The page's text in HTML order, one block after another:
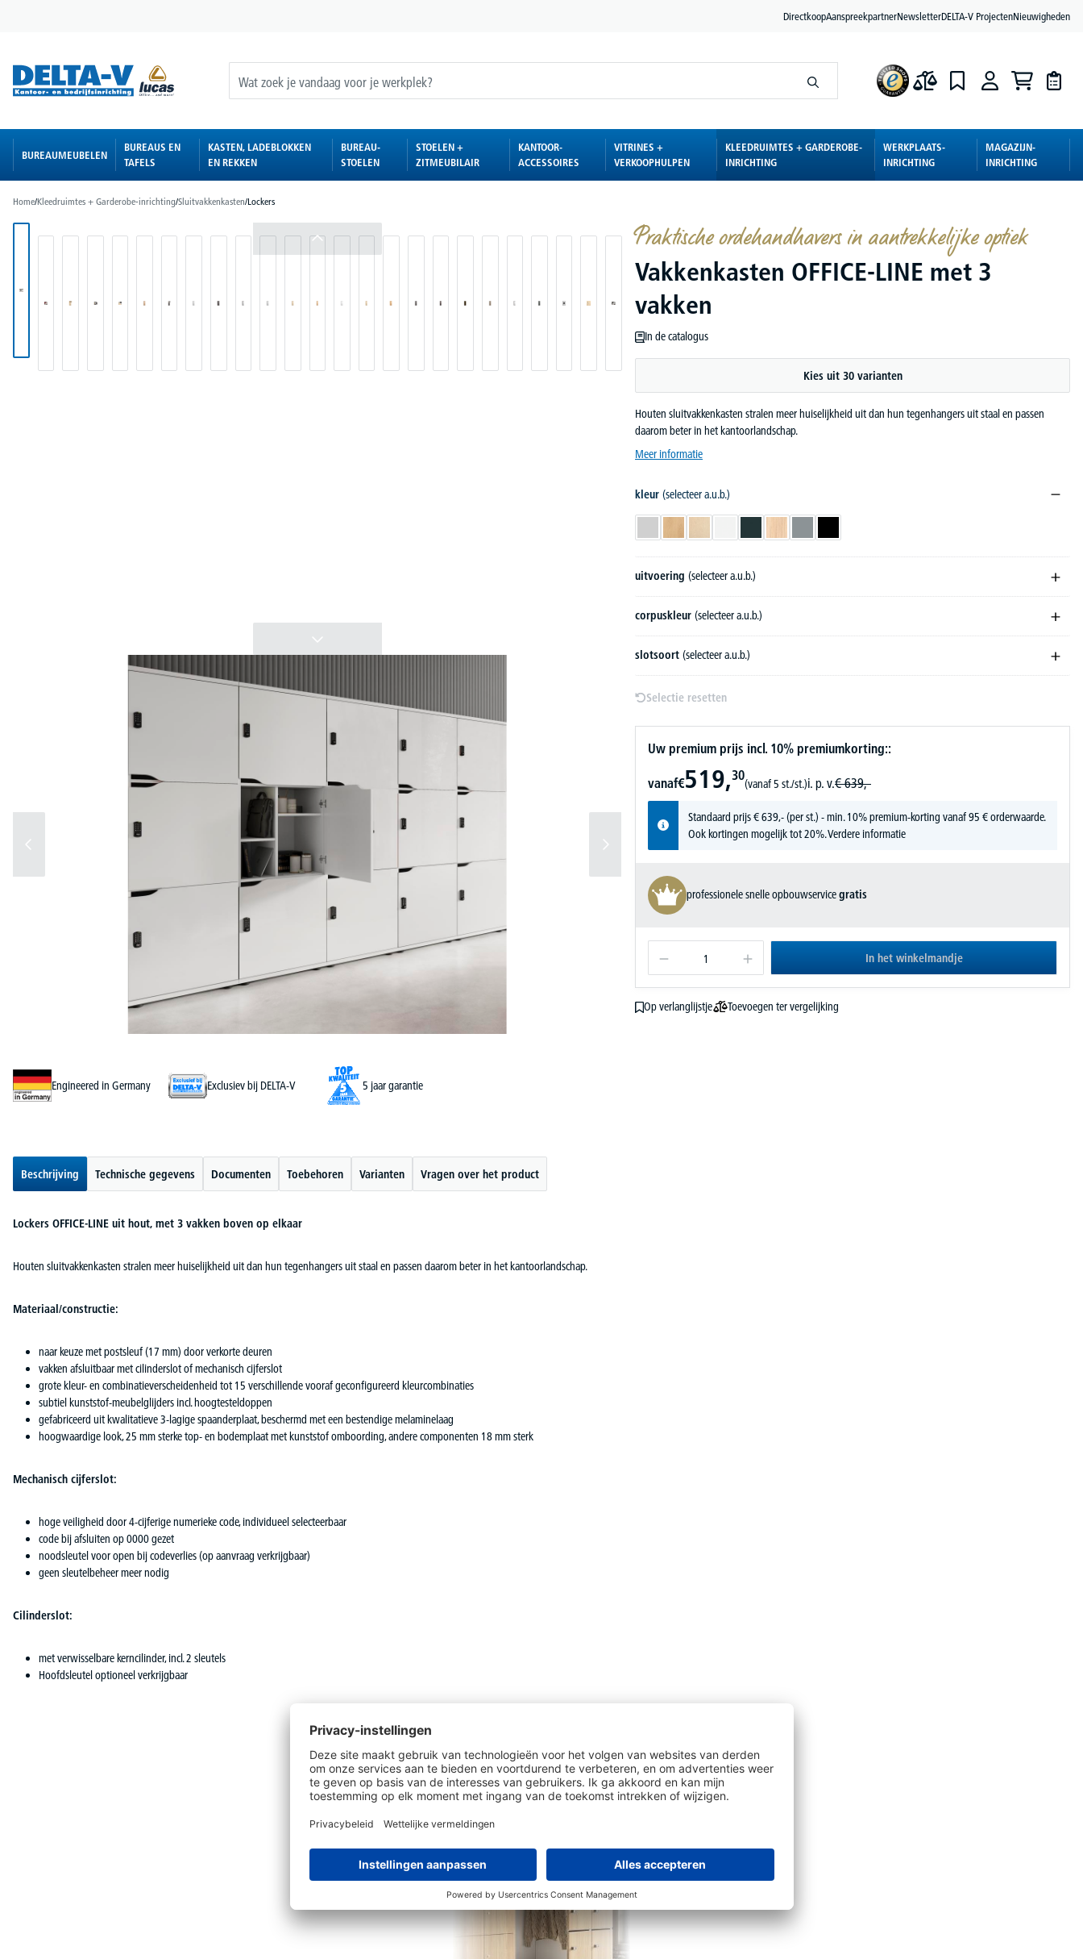
DirectkoopAanspreekpartnerNewsletterDELTA-V ProjectenNieuwigheden
BUREAUMEUBELEN
BUREAUS EN
TAFELS
KASTEN, LADEBLOKKEN
EN REKKEN
BUREAU-
STOELEN
STOELEN +
ZITMEUBILAIR
KANTOOR-
ACCESSOIRES
VITRINES +
VERKOOPHULPEN
KLEEDRUIMTES + GARDEROBE-
INRICHTING
WERKPLAATS-
INRICHTING
MAGAZIJN-
INRICHTING
Home/Kleedruimtes + Garderobe-inrichting/Sluitvakkenkasten/Lockers
Praktische ordehandhavers in aantrekkelijke optiek
Vakkenkasten OFFICE-LINE met 3
vakken
In de catalogus
Kies uit 30 varianten
Houten sluitvakkenkasten stralen meer huiselijkheid uit dan hun tegenhangers uit staal en passen
daarom beter in het kantoorlandschap.
Meer informatie
kleur (selecteer a.u.b.)
uitvoering (selecteer a.u.b.)
corpuskleur (selecteer a.u.b.)
slotsoort (selecteer a.u.b.)
Selectie resetten
Uw premium prijs incl. 10% premiumkorting::
vanaf€519,30
(vanaf 5 st./st.)i. p. v.€ 639,-
Standaard prijs€639,-(per st.) - min. 10% premium-korting vanaf 95 € orderwaarde.
Ook kortingen mogelijk tot 20%.Verdere informatie
professionele snelle opbouwservicegratis
In het winkelmandje
Op verlanglijstje Toevoegen ter vergelijking
Engineered in Germany Exclusiev bij DELTA-V 5 jaar garantie
Beschrijving Technische gegevens Documenten Toebehoren Varianten Vragen over het product
Lockers OFFICE-LINE uit hout, met 3 vakken boven op elkaar
Houten sluitvakkenkasten stralen meer huiselijkheid uit dan hun tegenhangers uit staal en passen daarom beter in het kantoorlandschap.
Materiaal/constructie:
naar keuze met postsleuf (17 mm) door verkorte deuren
vakken afsluitbaar met cilinderslot of mechanisch cijferslot
grote kleur- en combinatieverscheidenheid tot 15 verschillende vooraf geconfigureerd kleurcombinaties
subtiel kunststof-meubelglijders incl. hoogtesteldoppen
gefabriceerd uit kwalitatieve 3-lagige spaanderplaat, beschermd met een bestendige melaminelaag
hoogwaardige look, 25 mm sterke top- en bodemplaat met kunststof omboording, andere componenten 18 mm sterk
Mechanisch cijferslot:
hoge veiligheid door 4-cijferige numerieke code, individueel selecteerbaar
code bij afsluiten op 0000 gezet
noodsleutel voor open bij codeverlies (op aanvraag verkrijgbaar)
geen sleutelbeheer meer nodig
Cilinderslot:
met verwisselbare kerncilinder, incl. 2 sleutels
Hoofdsleutel optioneel verkrijgbaar
Al gezien?